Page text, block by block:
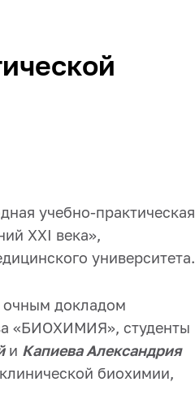
учебно-практическая
XXI века»,
университета.
очным докладом
«БИОХИМИЯ», студенты
и Капиева Александрия
биохимии,